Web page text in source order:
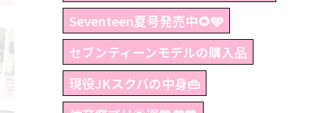
Seventeen夏号発売中🌻🩵
セブンティーンモデルの購入品
現役JKスクバの中身👜